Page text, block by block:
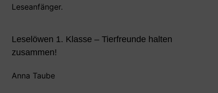
o
k
p
Leseanfänger.
Leselöwen 1. Klasse – Tierfreunde halten
zusammen!
Anna Taube